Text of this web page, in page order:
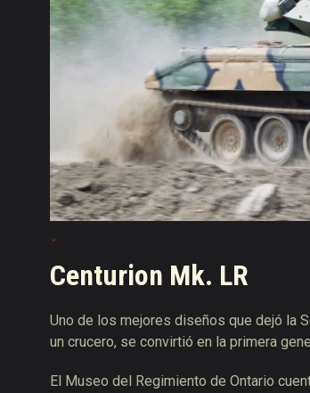
Centurion Mk. LR
Uno de los mejores diseños que dejó la
un crucero, se convirtió en la primera
El Museo del Regimiento de Ontario